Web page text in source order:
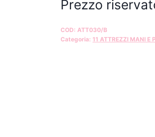
Prezzo
COD: ATT030/B
Categoria: 11 ATTREZZI MANI E